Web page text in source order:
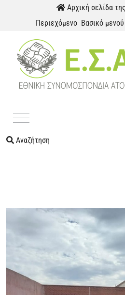
Παράκαμψη προς το περιεχόμενο
Αρχική σελίδα
Περιεχόμενο Βασικό μενού
Αναζήτηση